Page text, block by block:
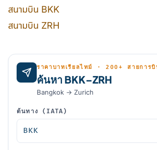
สนามบิน BKK
สนามบิน ZRH
ราคาบาทเรียลไทม์ · 200+ สายการบิ
ค้นหา BKK–ZRH
Bangkok → Zurich
ต้นทาง (IATA)